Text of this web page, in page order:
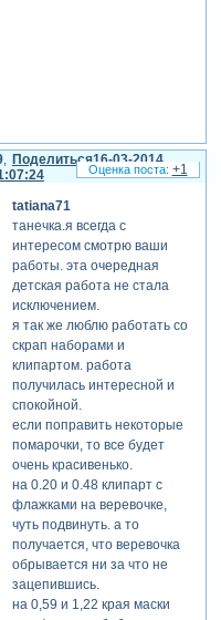
Поделиться16-03-2014
tatiana71
танечка.я всегда с
интересом смотрю ваши
работы. эта очередная
детская работа не стала
исключением.
я так же люблю работать со
скрап наборами и
клипартом. работа
получилась интересной и
спокойной.
если поправить некоторые
помарочки, то все будет
очень красивенько.
на 0.20 и 0.48 клипарт с
флажками на веревочке,
чуть подвинуть. а то
получается, что веревочка
обрывается ни за что не
зацепившись.
на 0,59 и 1,22 края маски
+1